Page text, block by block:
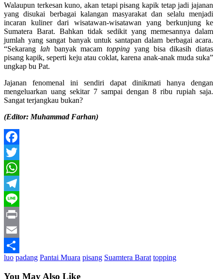
Walaupun terkesan kuno, akan tetapi pisang kapik tetap jadi jajanan
yang disukai berbagai kalangan masyarakat dan selalu menjadi
incaran kuliner dari wisatawan-wisatawan yang berkunjung ke
Sumatera Barat. Bahkan tidak sedikit yang memesannya dalam
jumlah yang sangat banyak untuk santapan dalam berbagai acara.
“Sekarang lah banyak macam topping yang bisa dikasih diatas
pisang kapik, seperti keju atau coklat, karena anak-anak muda suka”
ungkap bu Pat.
Jajanan fenomenal ini sendiri dapat dinikmati hanya dengan
mengeluarkan uang sekitar 7 sampai dengan 8 ribu rupiah saja.
Sangat terjangkau bukan?
(Editor: Muhammad Farhan)
Facebook
Twitter
WhatsApp
Telegram
Line
Print
Email
Share
luo padang Pantai Muara pisang Suamtera Barat topping
You May Also Like